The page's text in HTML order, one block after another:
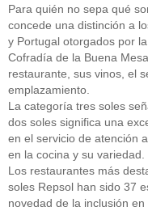
Para quién no sepa qué
concede una distinción a
y Portugal otorgados por
Cofradía de la Buena
restaurante, sus vinos, el
emplazamiento.
La categoría tres soles
dos soles significa una
en el servicio de atención
en la cocina y su variedad.
Los restaurantes más
soles Repsol han sido 37
novedad de la inclusión